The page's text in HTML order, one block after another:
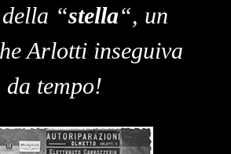
“stella“, un
Arlotti inseguiva
da tempo!